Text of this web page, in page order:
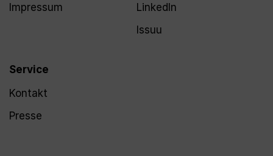
Impressum
Service
Kontakt
Presse
LinkedIn
Issuu